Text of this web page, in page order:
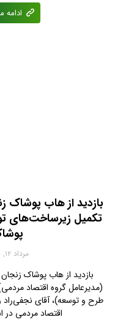
بازدید از هاب پوشاک
تکمیل زیرساخت‌های
مرداد ۱۲, ۱۴۰۵
بازدید از هاب پوشاک
(مدیرعامل گروه اقتصاد
طرح و توسعه)، آقای نجفی‌راد
اقتصاد مردمی در